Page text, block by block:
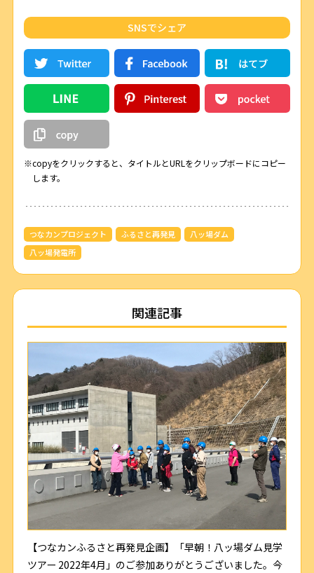
SNSでシェア
※copyをクリックすると、タイトルとURLをクリップボードにコピー
します。
つなカンプロジェクト ふるさと再発見
八ッ場ダム
八ッ場発電所
関連記事
【つなカンふるさと再発見企画】「早朝！八ッ場ダム見学
ツアー 2022年4月」のご参加ありがとうございました。今